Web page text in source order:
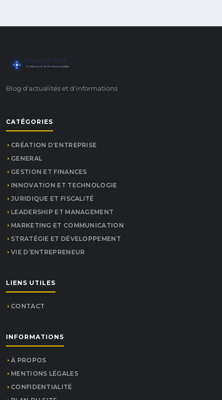
Miridan Web
Solutions Web Professionnelles
Blog d'actualités et d'informations
CATÉGORIES
CRÉATION D’ENTREPRISE
GENERAL
GESTION ET FINANCES
INNOVATION ET TECHNOLOGIE
JURIDIQUE ET FISCALITÉ
LEADERSHIP ET MANAGEMENT
MARKETING ET COMMUNICATION
STRATÉGIE ET DÉVELOPPEMENT
VIE D’ENTREPRENEUR
LIENS UTILES
CONTACT
INFORMATIONS
À PROPOS
MENTIONS LÉGALES
CONFIDENTIALITÉ